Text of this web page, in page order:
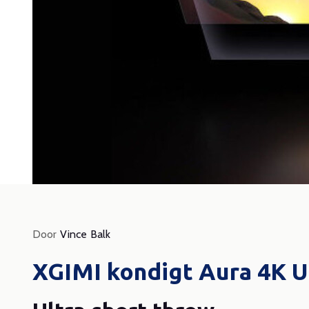
Door Vince Balk
XGIMI kondigt Aura 4K